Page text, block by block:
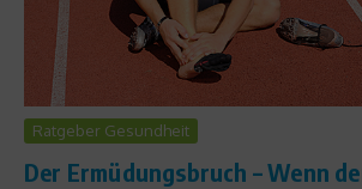
Ratgeber Gesundheit
Der Ermüdungsbruch – Wenn